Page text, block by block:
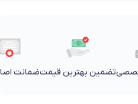
تضمین بهترین قیمتضمانت